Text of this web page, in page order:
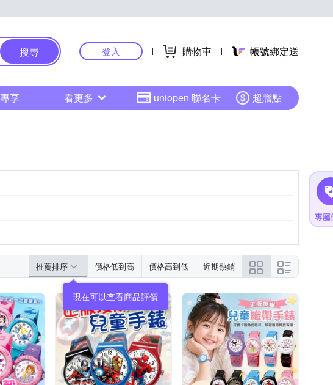
搜尋 登入 購物車 帳號綁定送
享 看更多 uniopen 聯名卡 超贈點
推薦排序 價格低到高 價格高到低 近期熱銷
現在可以查看商品評價